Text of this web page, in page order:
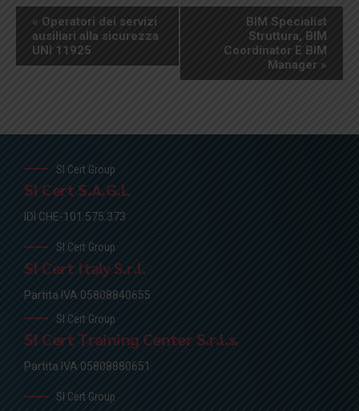
Evento
Navigazione
« Operatori dei servizi
ausiliari alla sicurezza
UNI 11925
BIM Specialist
Struttura, BIM
Coordinator E BIM
Manager »
SI Cert Group
SI Cert S.A.G.L
IDI CHE-101.575.373
SI Cert Group
SI Cert Italy S.r.l.
Partita IVA 05808840655
SI Cert Group
SI Cert Training Center S.r.l.s.
Partita IVA 05808880651
SI Cert Group